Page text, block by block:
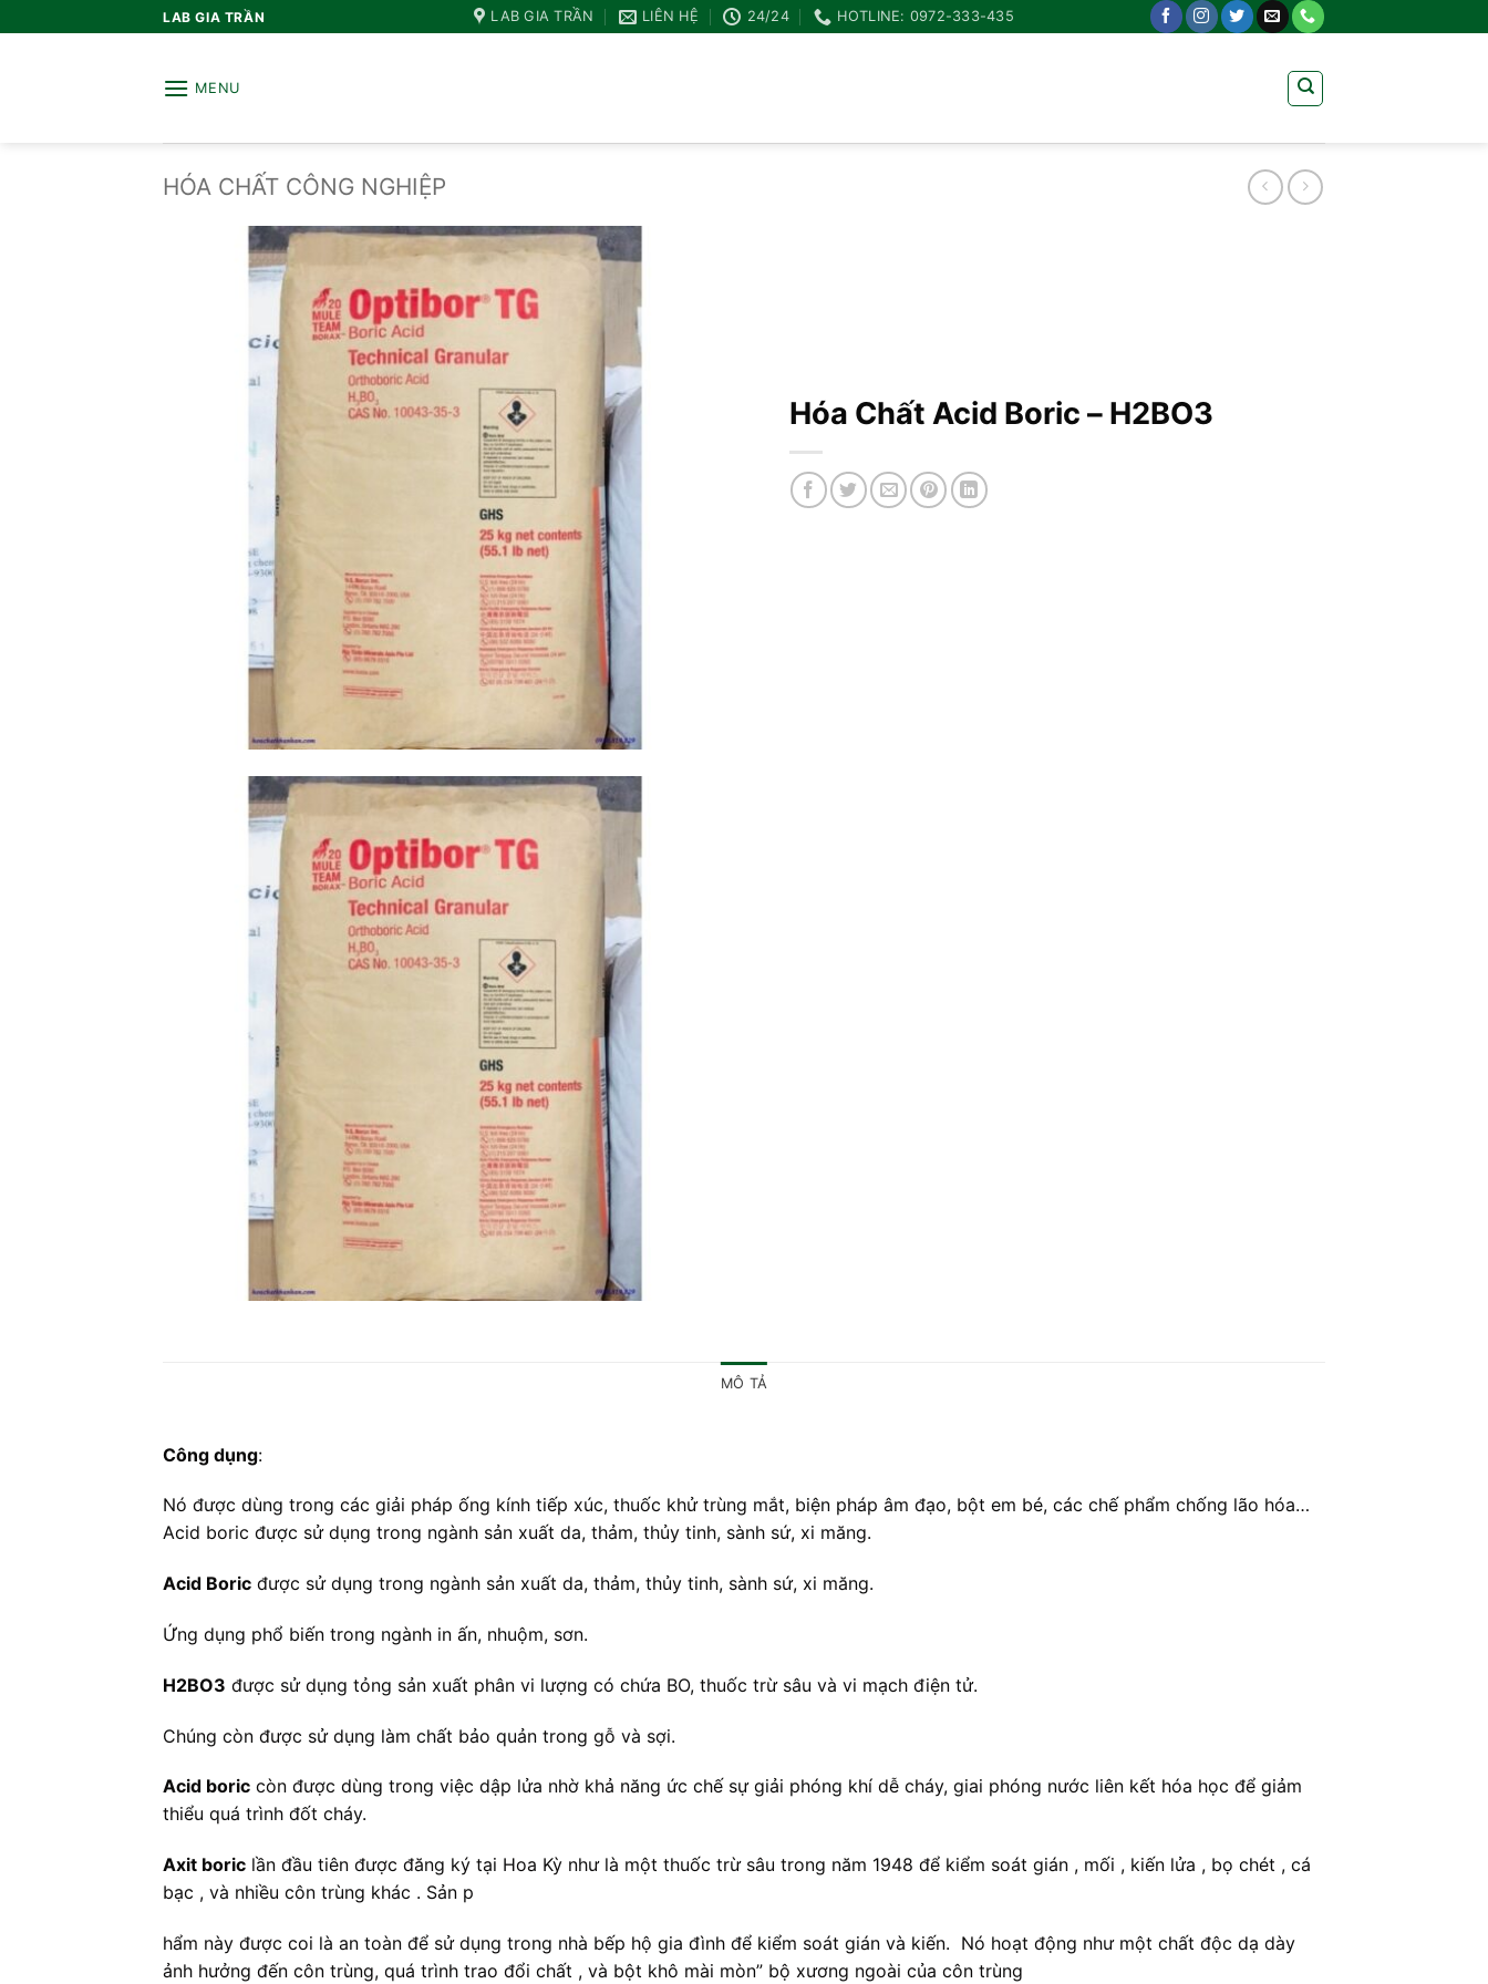
qua
LAB GIA TRẦN LAB GIA TRẦN LIÊN HỆ 24/24 HOTLINE: 0972-333-435
MENU
HÓA CHẤT CÔNG NGHIỆP
Hóa Chất Acid Boric – H2BO3
MÔ TẢ
Công dụng:
Nó được dùng trong các giải pháp ống kính tiếp xúc, thuốc khử trùng mắt, biện pháp âm đạo, bột em bé, các chế phẩm chống lão hóa…
Acid boric được sử dụng trong ngành sản xuất da, thảm, thủy tinh, sành sứ, xi măng.
Acid Boric được sử dụng trong ngành sản xuất da, thảm, thủy tinh, sành sứ, xi măng.
Ứng dụng phổ biến trong ngành in ấn, nhuộm, sơn.
H2BO3 được sử dụng tỏng sản xuất phân vi lượng có chứa BO, thuốc trừ sâu và vi mạch điện tử.
Chúng còn được sử dụng làm chất bảo quản trong gỗ và sợi.
Acid boric còn được dùng trong việc dập lửa nhờ khả năng ức chế sự giải phóng khí dễ cháy, giai phóng nước liên kết hóa học để giảm
thiểu quá trình đốt cháy.
Axit boric lần đầu tiên được đăng ký tại Hoa Kỳ như là một thuốc trừ sâu trong năm 1948 để kiểm soát gián , mối , kiến lửa , bọ chét , cá
bạc , và nhiều côn trùng khác . Sản p
hẩm này được coi là an toàn để sử dụng trong nhà bếp hộ gia đình để kiểm soát gián và kiến. Nó hoạt động như một chất độc dạ dày
ảnh hưởng đến côn trùng, quá trình trao đổi chất , và bột khô mài mòn” bộ xương ngoài của côn trùng